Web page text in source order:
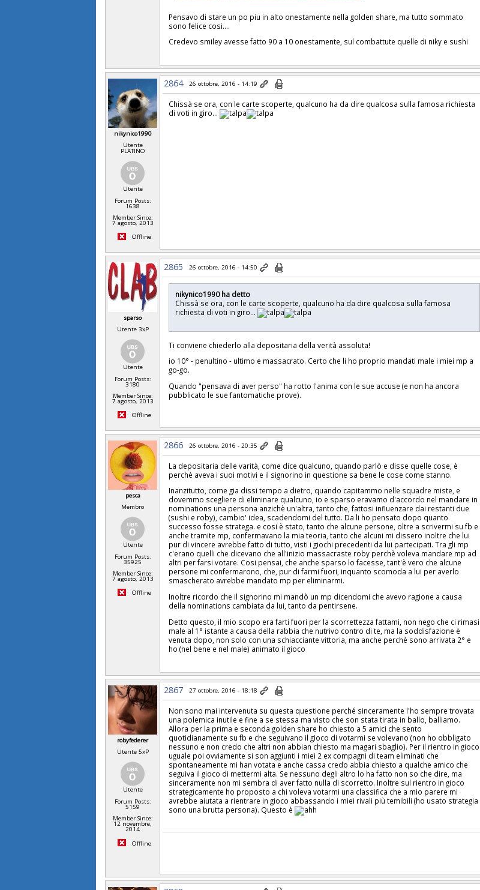
Pensavo di stare un po piu in alto onestamente nella golden share, ma tutto sommato
sono felice cosi....
Credevo smiley avesse fatto 90 a 10 onestamente, sul combattute quelle di niky e sushi
nikynico1990
Utente
PLATINO
Utente
Forum Posts:
1638
Member Since:
7 agosto, 2013
Offline
2864 26 ottobre, 2016 - 14:19
Chissà se ora, con le carte scoperte, qualcuno ha da dire qualcosa sulla famosa richiesta
di voti in giro...
sparso
Utente 3xP
Utente
Forum Posts:
3180
Member Since:
7 agosto, 2013
Offline
2865 26 ottobre, 2016 - 14:50
nikynico1990 ha detto
Chissà se ora, con le carte scoperte, qualcuno ha da dire qualcosa sulla famosa
richiesta di voti in giro...
Ti conviene chiederlo alla depositaria della verità assoluta!
io 10° - penultino - ultimo e massacrato. Certo che li ho proprio mandati male i miei mp a
go-go.
Quando "pensava di aver perso" ha rotto l'anima con le sue accuse (e non ha ancora
pubblicato le sue fantomatiche prove).
pesca
Membro
Utente
Forum Posts:
35925
Member Since:
7 agosto, 2013
Offline
2866 26 ottobre, 2016 - 20:35
La depositaria delle varità, come dice qualcuno, quando parlò e disse quelle cose, è
perchè aveva i suoi motivi e il signorino in questione sa bene le cose come stanno.
Inanzitutto, come gia dissi tempo a dietro, quando capitammo nelle squadre miste, e
dovemmo scegliere di eliminare qualcuno, io e sparso eravamo d'accordo nel mandare in
nominations una persona anzichè un'altra, tanto che, fattosi influenzare dai restanti due
(sushi e roby), cambio' idea, scadendomi del tutto. Da li ho pensato dopo quanto
successo fosse stratega. e cosi è stato, tanto che alcune persone, oltre a scrivermi su fb e
anche tramite mp, confermavano la mia teoria, tanto che alcuni mi dissero inoltre che lui
pur di vincere avrebbe fatto di tutto, visti i giochi precedenti da lui partecipati. Tra gli mp
c'erano quelli che dicevano che all'inizio massacraste roby perchè voleva mandare mp ad
altri per farsi votare. Cosi pensai, che anche sparso lo facesse, tant'è vero che alcune
persone mi confermarono, che, pur di farmi fuori, inquanto scomoda a lui per averlo
smascherato avrebbe mandato mp per eliminarmi.
Inoltre ricordo che il signorino mi mandò un mp dicendomi che avevo ragione a causa
della nominations cambiata da lui, tanto da pentirsene.
Detto questo, il mio scopo era farti fuori per la scorrettezza fattami, non nego che ci rimasi
male al 1° istante a causa della rabbia che nutrivo contro di te, ma la soddisfazione è
venuta dopo, non solo con una schiacciante vittoria, ma anche perchè sono arrivata 2° e
ho (nel bene e nel male) animato il gioco
robyfederer
Utente 5xP
Utente
Forum Posts:
5159
Member Since:
12 novembre,
2014
Offline
2867 27 ottobre, 2016 - 18:18
Non sono mai intervenuta su questa questione perché sinceramente l'ho sempre trovata
una polemica inutile e fine a se stessa ma visto che son stata tirata in ballo, balliamo.
Allora per la prima e seconda golden share ho chiesto a 5 amici che sento
quotidianamente su fb e che seguivano il gioco di votarmi se volevano (non ho obbligato
nessuno e non credo che altri non abbian chiesto ma magari sbaglio). Per il rientro in gioco
uguale poi ovviamente si son aggiunti i miei 2 ex compagni di team eliminati che
spontaneamente mi han votata e anche cassa credo abbia chiesto a qualche amico che
seguiva il gioco di mettermi alta. Se nessuno degli altro lo ha fatto non so che dire, ma
sinceramente non mi sembra di aver fatto nulla di scorretto. Inoltre sul rientro in gioco
strategicamente ho proposto a chi voleva votarmi una classifica che a mio parere mi
avrebbe aiutata a rientrare in gioco abbassando i miei rivali più temibili (ho usato strategia
sono una brutta persona). Questo è